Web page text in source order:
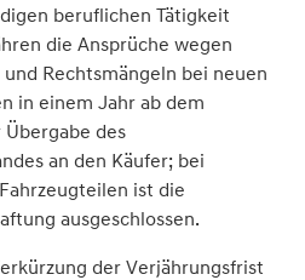
beruflichen Tätigkeit
die Ansprüche wegen
Rechtsmängeln bei neuen
in einem Jahr ab dem
des
an den Käufer; bei
ist die
ausgeschlossen.
der Verjährungsfrist